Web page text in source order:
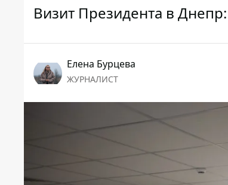
Визит Президента в
Елена Бурцева
ЖУРНАЛИСТ